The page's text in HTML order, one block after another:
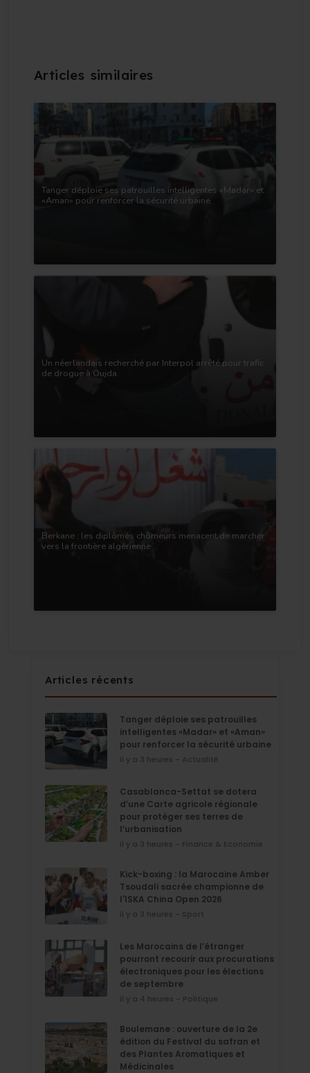
Tanger déploie ses patrouilles intelligentes «Madar» et
«Aman» pour renforcer la sécurité urbaine
Un néerlandais recherché par Interpol arrêté pour trafic
de drogue à Oujda
Berkane : les diplômés chômeurs menacent de marcher
vers la frontière algérienne
Articles récents
Tanger déploie ses patrouilles
intelligentes «Madar» et «Aman»
pour renforcer la sécurité urbaine
il y a 3 heures - Actualité
Casablanca-Settat se dotera
d’une Carte agricole régionale
pour protéger ses terres de
l’urbanisation
il y a 3 heures - Finance & Economie
Kick-boxing : la Marocaine Amber
Tsoudali sacrée championne de
l'ISKA China Open 2026
il y a 3 heures - Sport
Les Marocains de l’étranger
pourront recourir aux procurations
électroniques pour les élections
de septembre
il y a 4 heures - Politique
Boulemane : ouverture de la 2e
édition du Festival du safran et
des Plantes Aromatiques et
Médicinales